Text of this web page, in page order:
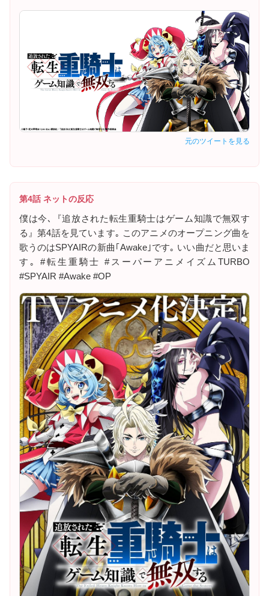
元のツイートを見る
第4話 ネットの反応
僕は今､『追放された転生重騎士はゲーム知識で無双す
る』第4話を見ています｡️ このアニメのオープニング曲を
歌うのはSPYAIRの新曲｢Awake｣です｡️ いい曲だと思いま
す｡ #転生重騎士 #スーパーアニメイズムTURBO
#SPYAIR #Awake #OP